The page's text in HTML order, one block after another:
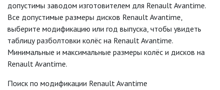
допустимы заводом изготовителем для Renault Avantime.
Все допустимые размеры дисков Renault Avantime,
выберите модификацию или год выпуска, чтобы увидеть
таблицу разболтовки колёс на Renault Avantime.
Минимальные и максимальные размеры колёс и дисков на
Renault Avantime.
Поиск по модификации Renault Avantime